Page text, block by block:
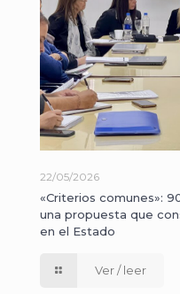
22/05/2026
«Criterios comunes»:
una propuesta que
en el Estado
Ver / leer